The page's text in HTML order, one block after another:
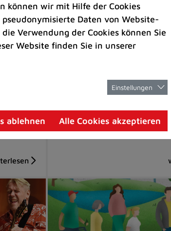
Ehrenamt | Veranstaltungen |
Nach dem Berufsleben
Talkveranstaltung am 22.
macht Lust auf
können wir mit Hilfe der Cookies
Daten von Website-
Verwendung der Cookies können Sie
Website finden Sie in unserer
Einstellungen
ablehnen Alle Cookies akzeptieren